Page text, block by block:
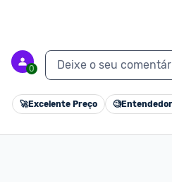
0 Deixe o seu
🚀Excelente Preço 🧐